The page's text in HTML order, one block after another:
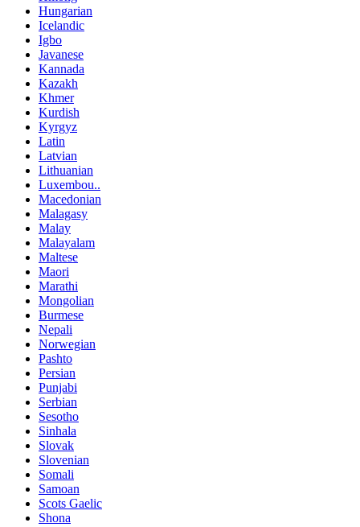
Hungarian
Icelandic
Igbo
Javanese
Kannada
Kazakh
Khmer
Kurdish
Kyrgyz
Latin
Latvian
Lithuanian
Luxembou..
Macedonian
Malagasy
Malay
Malayalam
Maltese
Maori
Marathi
Mongolian
Burmese
Nepali
Norwegian
Pashto
Persian
Punjabi
Serbian
Sesotho
Sinhala
Slovak
Slovenian
Somali
Samoan
Scots Gaelic
Shona